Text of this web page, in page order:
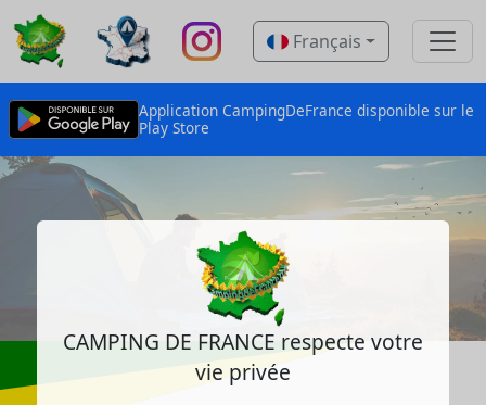
Français
Application CampingDeFrance disponible sur le
Play Store
CAMPING DE FRANCE respecte votre
vie privée